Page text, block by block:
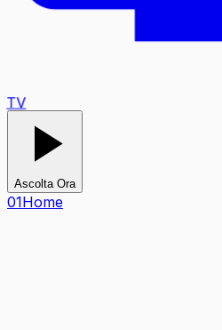
Ascolta Ora
01Home